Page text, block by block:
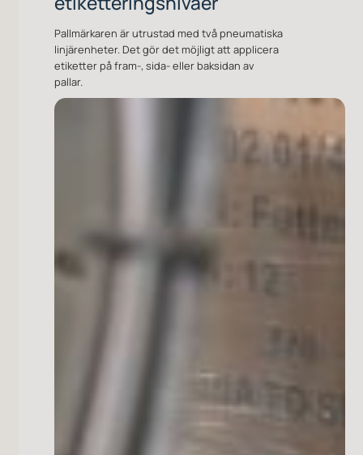
Pallmärkaren är utrustad med två pneumatiska
linjärenheter. Det gör det möjligt att applicera
etiketter på fram-, sida- eller baksidan av
pallar.